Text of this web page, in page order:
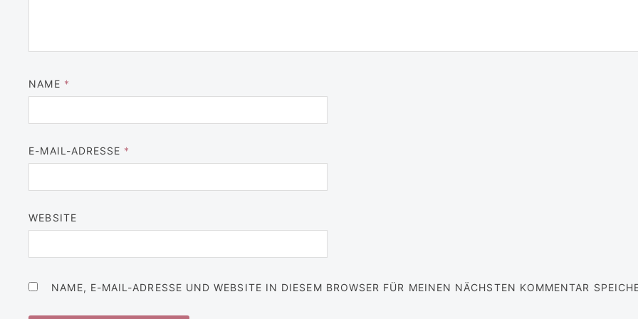
NAME *
E-MAIL-ADRESSE *
WEBSITE
NAME, E-MAIL-ADRESSE UND WEBSITE IN DIESEM BROWSER FÜR MEINEN NÄCHSTEN KOMMENTAR